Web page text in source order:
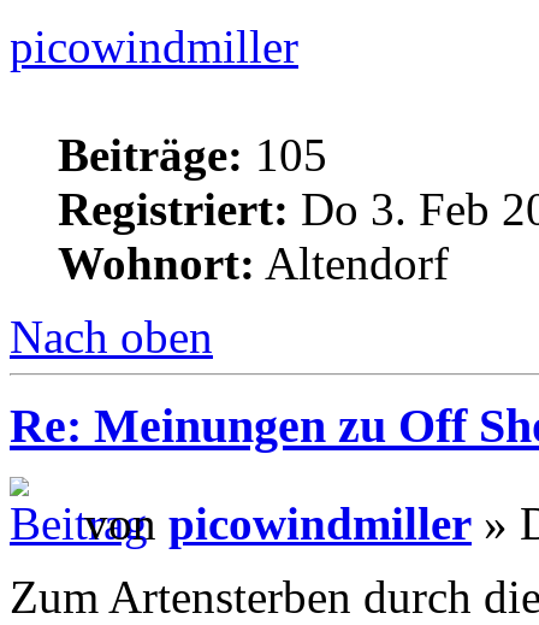
picowindmiller
Beiträge: 105
Registriert: Do 3. Feb
Wohnort: Altendorf
Nach oben
Re: Meinungen zu Off
von picowindmiller »
Zum Artensterben durch